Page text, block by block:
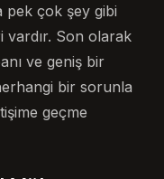
pek çok şey gibi
vardır. Son olarak
ve geniş bir
bir sorunla
geçme